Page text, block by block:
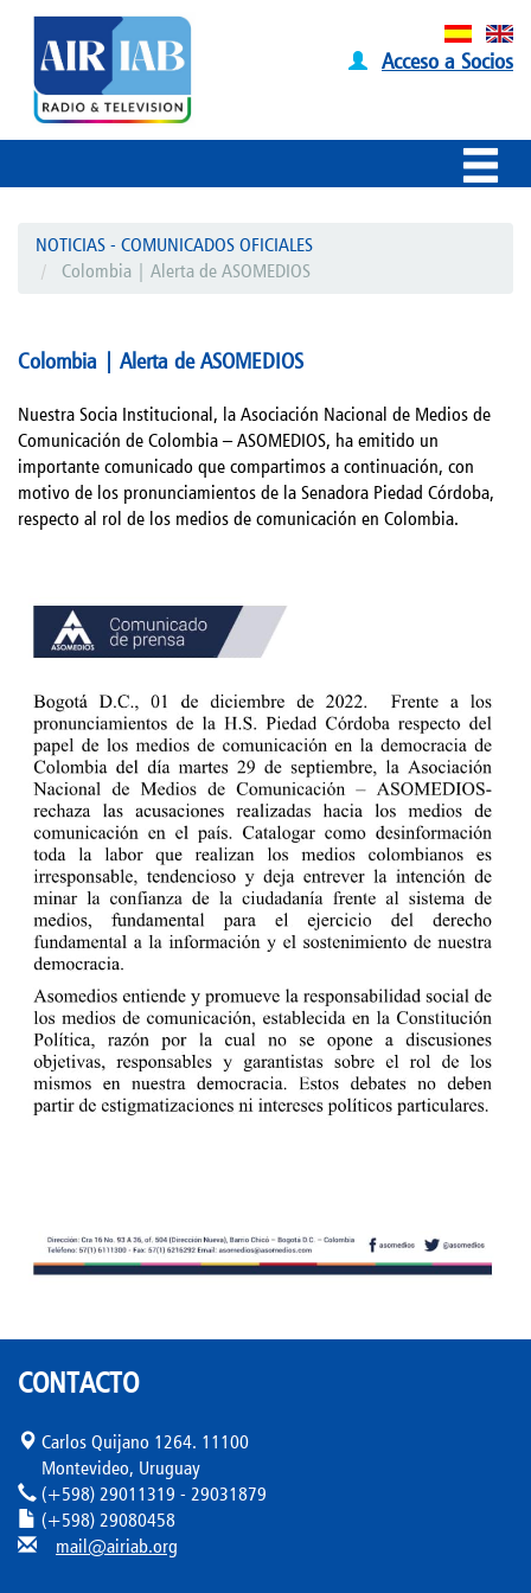
Acceso a Socios
NOTICIAS - COMUNICADOS OFICIALES
Colombia | Alerta de ASOMEDIOS
Colombia | Alerta de ASOMEDIOS
Nuestra Socia Institucional, la Asociación Nacional de Medios de
Comunicación de Colombia – ASOMEDIOS, ha emitido un
importante comunicado que compartimos a continuación, con
motivo de los pronunciamientos de la Senadora Piedad Córdoba,
respecto al rol de los medios de comunicación en Colombia.
CONTACTO
Carlos Quijano 1264. 11100
Montevideo, Uruguay
(+598) 29011319 - 29031879
(+598) 29080458
mail@airiab.org